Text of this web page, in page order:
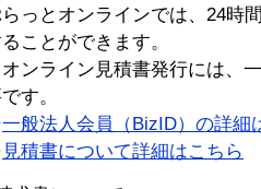
っとオンラインでは、24時
ことができます。
ンライン見積書発行には、
す。
一般法人会員（BizID）の詳細
見積書について詳細はこちら